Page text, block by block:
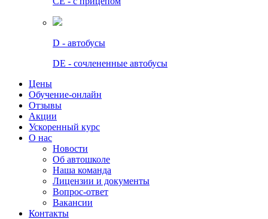
D - автобусы
DE - сочлененные автобусы
Цены
Обучение-онлайн
Отзывы
Акции
Ускоренный курс
О нас
Новости
Об автошколе
Наша команда
Лицензии и документы
Вопрос-ответ
Вакансии
Контакты